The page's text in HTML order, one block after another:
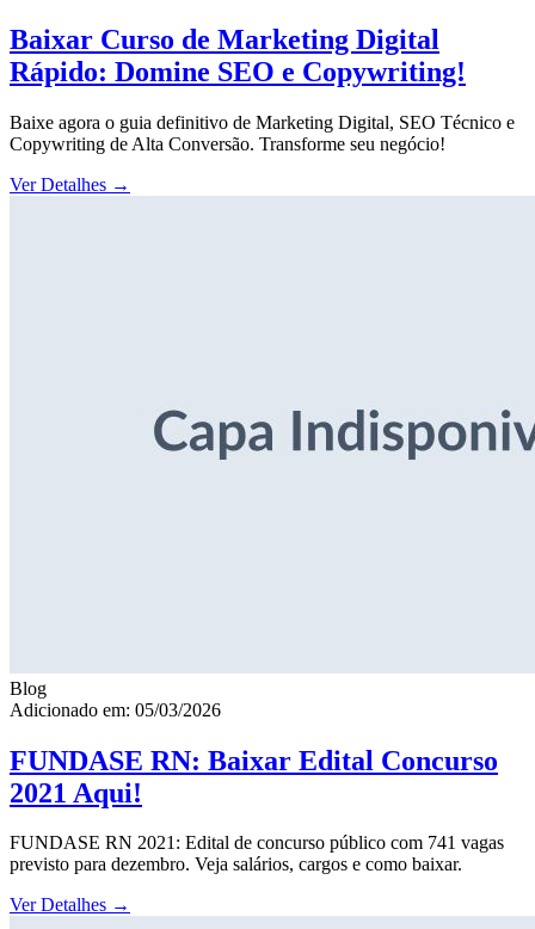
Baixar Curso de Marketing Digital
Rápido: Domine SEO e Copywriting!
Baixe agora o guia definitivo de Marketing Digital, SEO Técnico e
Copywriting de Alta Conversão. Transforme seu negócio!
Ver Detalhes →
Blog
Adicionado em: 05/03/2026
FUNDASE RN: Baixar Edital Concurso
2021 Aqui!
FUNDASE RN 2021: Edital de concurso público com 741 vagas
previsto para dezembro. Veja salários, cargos e como baixar.
Ver Detalhes →